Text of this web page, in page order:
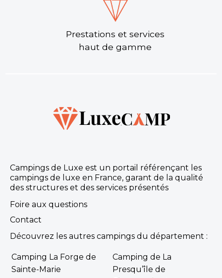
Prestations et services
haut de gamme
Campings de Luxe est un portail référençant les
campings de luxe en France, garant de la qualité
des structures et des services présentés
Foire aux questions
Contact
Découvrez les autres campings du département :
Camping La Forge de
Sainte-Marie
Camping de La
Presqu’île de